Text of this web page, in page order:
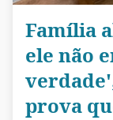
Família
ele não
prova